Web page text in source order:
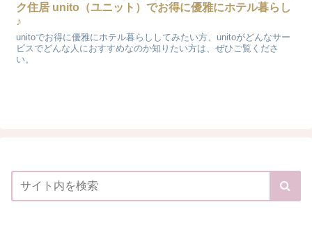
ク住居 unito（ユニット）でお得に優雅にホテル暮らし
♪
unitoでお得に優雅にホテル暮らししてみたい方、unitoがどんなサー
ビスでどんな人におすすめなのか知りたい方は、ぜひご覧くださ
い。